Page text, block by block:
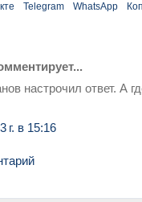
Telegram WhatsApp
настрочил ответ. А
г. в 15:16